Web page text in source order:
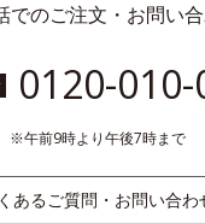
でのご注文・お問い
0120-
午前9時より午後7時まで
あるご質問・お問い合わ